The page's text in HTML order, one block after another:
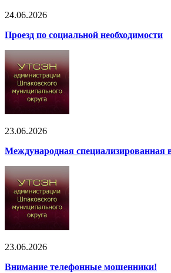
24.06.2026
Проезд по социальной необходимости
23.06.2026
Международная специализированная
23.06.2026
Внимание телефонные мошенники!